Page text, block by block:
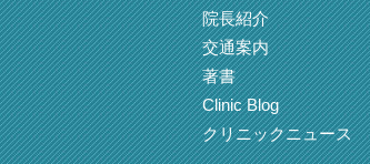
院長紹介
交通案内
著書
Clinic Blog
クリニックニュース